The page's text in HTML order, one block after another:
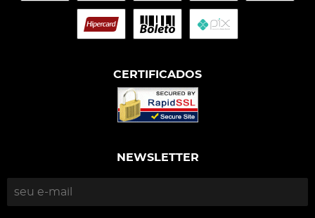
CERTIFICADOS
NEWSLETTER